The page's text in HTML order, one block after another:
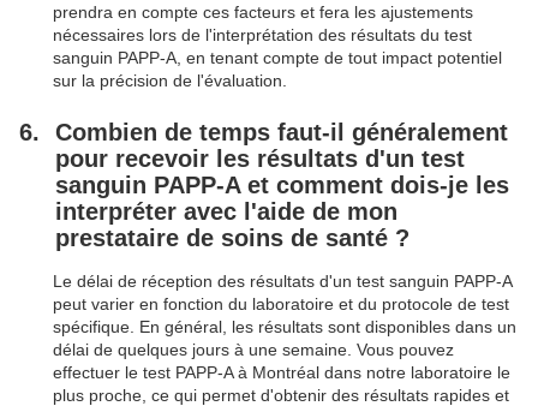
prendra en compte ces facteurs et fera les ajustements
nécessaires lors de l'interprétation des résultats du test
sanguin PAPP-A, en tenant compte de tout impact potentiel
sur la précision de l'évaluation.
Combien de temps faut-il généralement
pour recevoir les résultats d'un test
sanguin PAPP-A et comment dois-je les
interpréter avec l'aide de mon
prestataire de soins de santé ?
Le délai de réception des résultats d'un test sanguin PAPP-A
peut varier en fonction du laboratoire et du protocole de test
spécifique. En général, les résultats sont disponibles dans un
délai de quelques jours à une semaine. Vous pouvez
effectuer le test PAPP-A à Montréal dans notre laboratoire le
plus proche, ce qui permet d'obtenir des résultats rapides et